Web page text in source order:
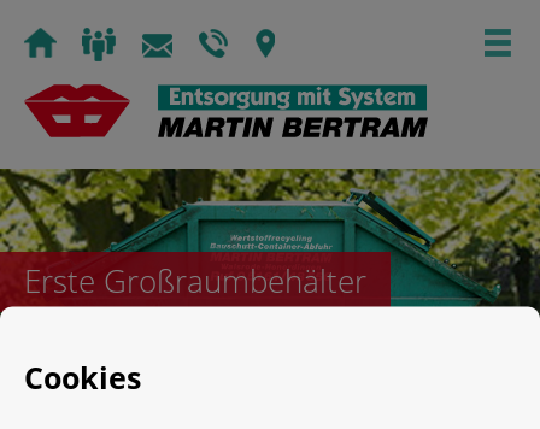
content
Erste Großraumbehälter
Posted on20. Juni 1980
Cookies